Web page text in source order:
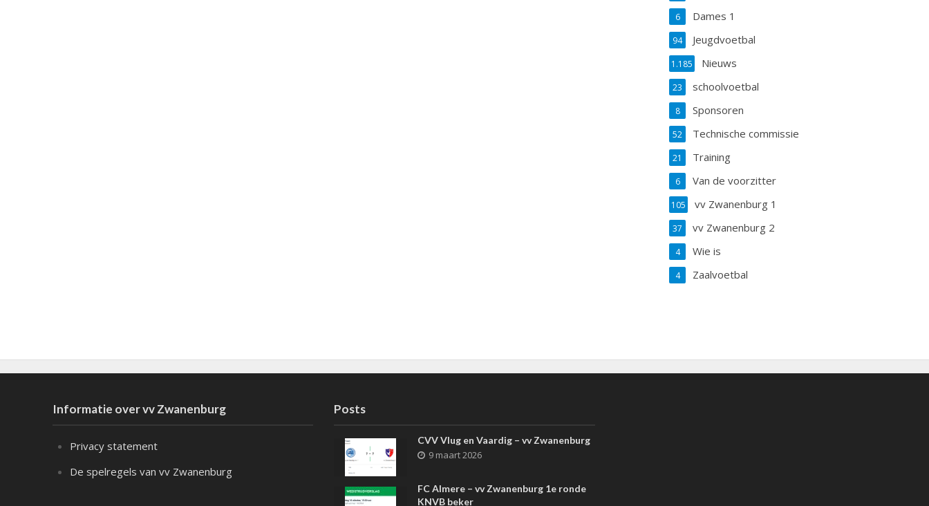
Dames 1
6
Jeugdvoetbal
94
Nieuws
1.185
schoolvoetbal
23
Sponsoren
8
Technische commissie
52
Training
21
Van de voorzitter
6
vv Zwanenburg 1
105
vv Zwanenburg 2
37
Wie is
4
Zaalvoetbal
4
Informatie over vv Zwanenburg
Privacy statement
De spelregels van vv Zwanenburg
Posts
CVV Vlug en Vaardig – vv Zwanenburg
9 maart 2026
FC Almere – vv Zwanenburg 1e ronde
KNVB beker